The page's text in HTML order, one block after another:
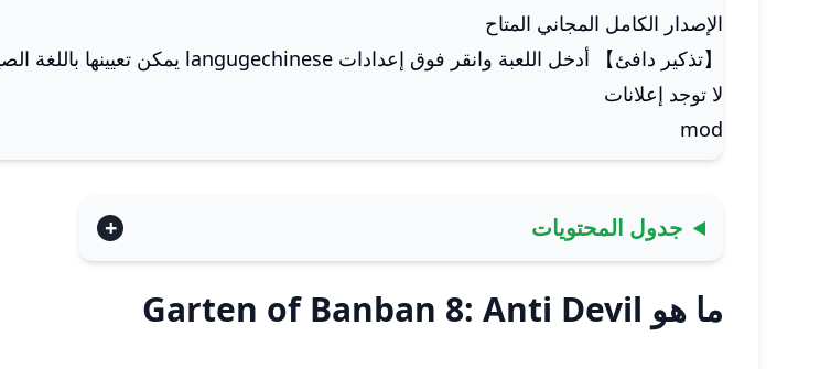
الإصدار الكامل المجاني المتاح
【تذكير دافئ】 أدخل اللعبة وانقر فوق إعدادات langugechinese يمكن تعيينها باللغة الصينية المبسطة
لا توجد إعلانات
mod
جدول المحتويات
ما هو Garten of Banban 8: Anti Devil